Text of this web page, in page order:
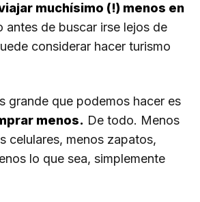
muchísimo (!) menos en
antes de buscar irse lejos de
considerar hacer turismo
grande que podemos hacer es
menos. De todo. Menos
celulares, menos zapatos,
lo que sea, simplemente